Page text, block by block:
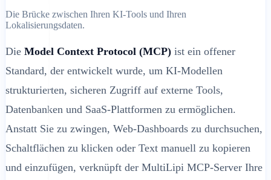
Die Brücke zwischen Ihren KI-Tools und Ihren
Lokalisierungsdaten.
Die Model Context Protocol (MCP) ist ein offener
Standard, der entwickelt wurde, um KI-Modellen
strukturierten, sicheren Zugriff auf externe Tools,
Datenbanken und SaaS-Plattformen zu ermöglichen.
Anstatt Sie zu zwingen, Web-Dashboards zu durchsuchen,
Schaltflächen zu klicken oder Text manuell zu kopieren
und einzufügen, verknüpft der MultiLipi MCP-Server Ihre